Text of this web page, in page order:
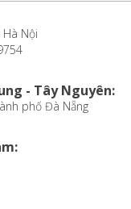
Nội
- Tây Nguyên:
phố Đà Nẵng